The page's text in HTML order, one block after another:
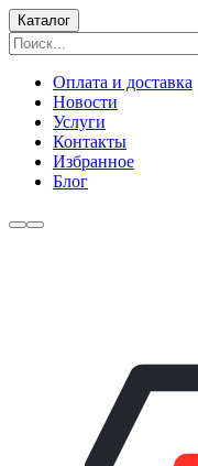
Каталог
Оплата и доставка
Новости
Услуги
Контакты
Избранное
Блог